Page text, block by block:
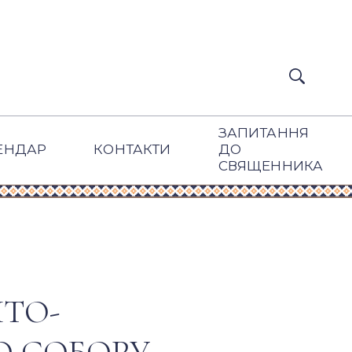
КОНТАКТИ
ЗАПИТАННЯ
ДО
СВЯЩЕННИКА